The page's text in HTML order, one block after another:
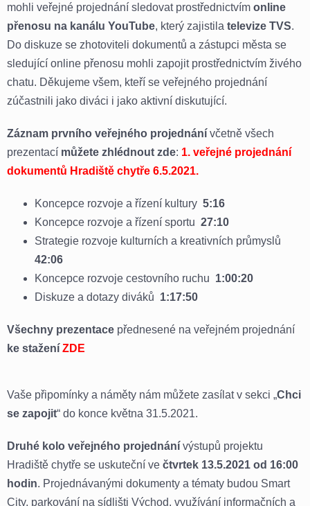
mohli veřejné projednání sledovat prostřednictvím online
přenosu na kanálu YouTube, který zajistila televize TVS.
Do diskuze se zhotoviteli dokumentů a zástupci města se
sledující online přenosu mohli zapojit prostřednictvím živého
chatu. Děkujeme všem, kteří se veřejného projednání
zúčastnili jako diváci i jako aktivní diskutující.
Záznam prvního veřejného projednání včetně všech
prezentací můžete zhlédnout zde: 1. veřejné projednání
dokumentů Hradiště chytře 6.5.2021.
Koncepce rozvoje a řízení kultury 5:16
Koncepce rozvoje a řízení sportu 27:10
Strategie rozvoje kulturních a kreativních průmyslů
42:06
Koncepce rozvoje cestovního ruchu 1:00:20
Diskuze a dotazy diváků 1:17:50
Všechny prezentace přednesené na veřejném projednání
ke stažení ZDE
Vaše připomínky a náměty nám můžete zasílat v sekci „Chci
se zapojit“ do konce května 31.5.2021.
Druhé kolo veřejného projednání výstupů projektu
Hradiště chytře se uskuteční ve čtvrtek 13.5.2021 od 16:00
hodin. Projednávanými dokumenty a tématy budou Smart
City, parkování na sídlišti Východ, využívání informačních a